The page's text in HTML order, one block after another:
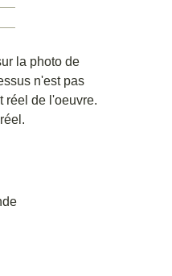
la photo de
n'est pas
réel de l'oeuvre.